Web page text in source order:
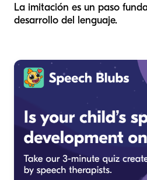
La imitación es un paso
desarrollo del lenguaje.